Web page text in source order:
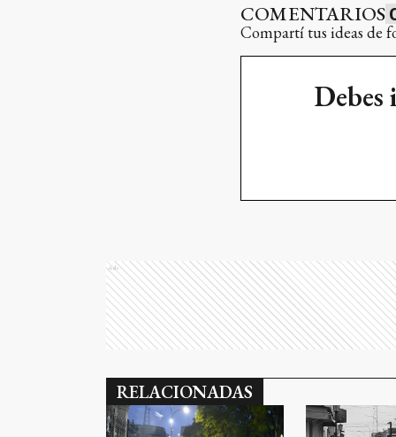
COMENTARIOS
Compartí tus ideas de
Ads
RELACIONADAS